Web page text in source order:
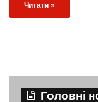
Читати »
Головні